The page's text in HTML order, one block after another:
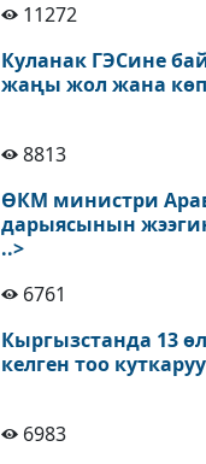
11272
Куланак ГЭСине
жаңы жол жана
8813
ӨКМ министри
дарыясынын
..>
6761
Кыргызстанда 13
6983